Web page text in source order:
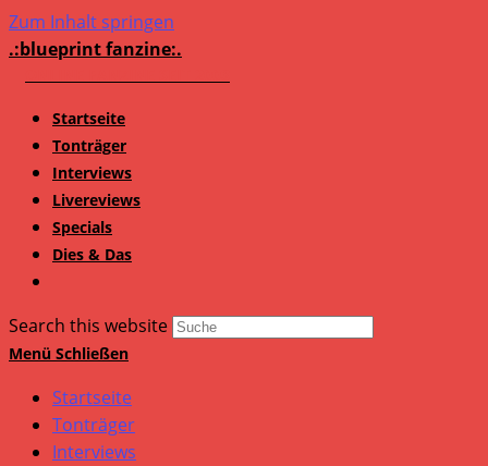
Zum Inhalt springen
.:blueprint fanzine:.
Startseite
Tonträger
Interviews
Livereviews
Specials
Dies & Das
Search this website
Menü Schließen
Startseite
Tonträger
Interviews